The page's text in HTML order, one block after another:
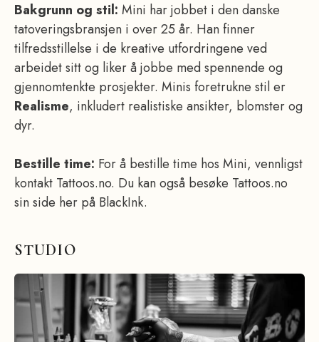
Bakgrunn og stil: Mini har jobbet i den danske
tatoveringsbransjen i over 25 år. Han finner
tilfredsstillelse i de kreative utfordringene ved
arbeidet sitt og liker å jobbe med spennende og
gjennomtenkte prosjekter. Minis foretrukne stil er
Realisme, inkludert realistiske ansikter, blomster og
dyr.
Bestille time: For å bestille time hos Mini, vennligst
kontakt Tattoos.no. Du kan også besøke Tattoos.no
sin side her på BlackInk.
STUDIO